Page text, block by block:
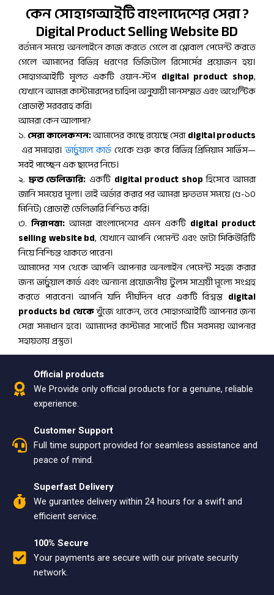
কেন সোহাগআইটি বাংলাদেশের সেরা ?
Digital Product Selling Website BD
বর্তমান সময়ে অনলাইনে কাজ করতে গেলে বা গ্লোবাল পেমেন্ট করতে
গেলে আমাদের বিভিন্ন ধরণের ডিজিটাল রিসোর্সের প্রয়োজন হয়।
সোহাগআইটি মূলত একটি ওয়ান-স্টপ digital product shop,
যেখানে আমরা কাস্টমারদের চাহিদা অনুযায়ী মানসম্মত এবং অথেন্টিক
প্রোডাক্ট সরবরাহ করি।
আমরা কেন আলাদা?
১.সেরা কালেকশন:আমাদের কাছে রয়েছে সেরাdigital products
এর সমাহার।ভার্চুয়াল কার্ডথেকে শুরু করে বিভিন্ন প্রিমিয়াম সার্ভিস—
সবই পাচ্ছেন এক ছাদের নিচে।
২.দ্রুত ডেলিভারি: একটি digital product shopহিসেবে আমরা
জানি সময়ের মূল্য। তাই অর্ডার করার পর আমরা দ্রুততম সময়ে (৫-১০
মিনিট) প্রোডাক্ট ডেলিভারি নিশ্চিত করি।
৩.নিরাপত্তা: আমরা বাংলাদেশের এমন একটি digital product
selling website bd, যেখানে আপনি পেমেন্ট এবং ডাটা সিকিউরিটি
নিয়ে নিশ্চিন্ত থাকতে পারেন।
আমাদের শপ থেকে আপনি আপনার অনলাইন পেমেন্ট সহজ করার
জন্য ভার্চুয়াল কার্ড এবং অন্যান্য প্রয়োজনীয় টুলস সাশ্রয়ী মূল্যে সংগ্রহ
করতে পারবেন। আপনি যদি দীর্ঘদিন ধরে একটি বিশ্বস্ত digital
products bd থেকেখুঁজে থাকেন, তবে সোহাগআইটি আপনার জন্য
সেরা সমাধান হবে। আমাদের কাস্টমার সাপোর্ট টিম সবসময় আপনার
সহায়তায় প্রস্তুত।
Official products
We Provide only official products for a genuine, reliable
experience.
Customer Support
Full time support provided for seamless assistance and
peace of mind.
Superfast Delivery
We gurantee delivery within 24 hours for a swift and
efficient service.
100% Secure
Your payments are secure with our private security
network.